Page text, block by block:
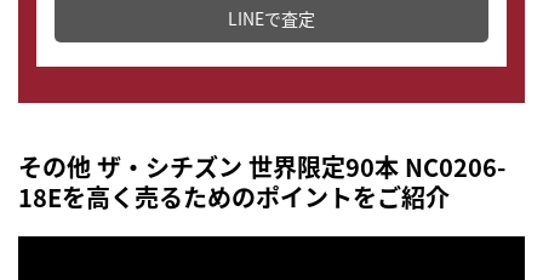
LINEで査定
その他 ザ・シチズン 世界限定90本 NC0206-
18Eを高く売るためのポイントをご紹介